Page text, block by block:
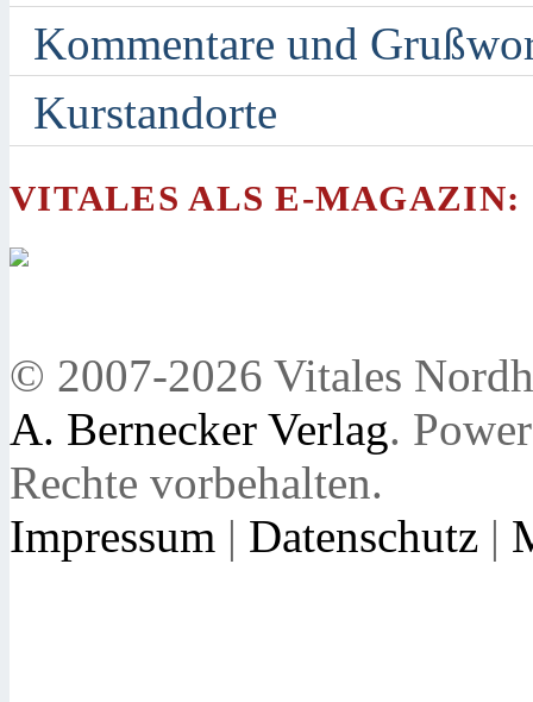
Kommentare und
Kurstandorte
VITALES ALS E-MAGAZIN:
© 2007-2026 Vitales
A. Bernecker Verlag.
Rechte vorbehalten.
Impressum | Datenschutz |